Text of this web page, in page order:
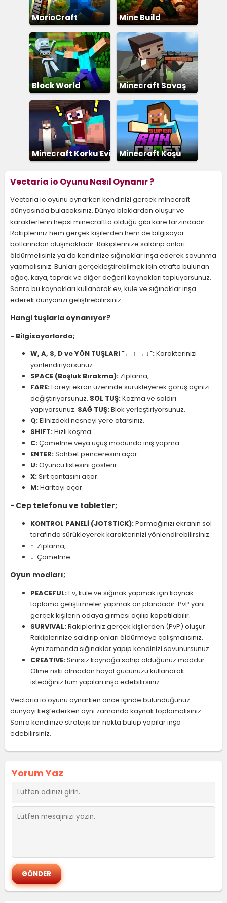
MarioCraft Mine Build
Block World Minecraft Savaş
Minecraft Korku Evi Minecraft Koşu
Vectaria io Oyunu Nasıl Oynanır ?
Vectaria io oyunu oynarken kendinizi gerçek minecraft
dünyasında bulacaksınız. Dünya bloklardan oluşur ve
karakterlerin hepsi minecraftta olduğu gibi kare tarzındadır.
Rakipleriniz hem gerçek kişilerden hem de bilgisayar
botlarından oluşmaktadır. Rakiplerinize saldırıp onları
öldürmelisiniz ya da kendinize sığınaklar inşa ederek savunma
yapmalısınız. Bunları gerçekleştirebilmek için etrafta bulunan
ağaç, kaya, toprak ve diğer değerli kaynakları topluyorsunuz.
Sonra bu kaynakları kullanarak ev, kule ve sığınaklar inşa
ederek dünyanızı geliştirebilirsiniz.
Hangi tuşlarla oynanıyor?
- Bilgisayarlarda;
W, A, S, D ve YÖN TUŞLARI "← ↑ → ↓":Karakterinizi
yönlendiriyorsunuz.
SPACE (Boşluk Bırakma): Zıplama,
FARE:Fareyi ekran üzerinde sürükleyerek görüş açınızı
değiştiriyorsunuz. SOL TUŞ:Kazma ve saldırı
yapıyorsunuz. SAĞ TUŞ:Blok yerleştiriyorsunuz.
Q:Elinizdeki nesneyi yere atarsınız.
SHIFT:Hızlı koşma.
C:Çömelme veya uçuş modunda iniş yapma.
ENTER:Sohbet penceresini açar.
U:Oyuncu listesini gösterir.
X:Sırt çantasını açar.
M:Haritayı açar.
- Cep telefonu ve tabletler;
KONTROL PANELİ (JOTSTICK):Parmağınızı ekranın sol
tarafında sürükleyerek karakterinizi yönlendirebilirsiniz.
↑: Zıplama,
↓: Çömelme
Oyun modları;
PEACEFUL:Ev, kule ve sığınak yapmak için kaynak
toplama geliştirmeler yapmak ön plandadır. PvP yani
gerçek kişilerin odaya girmesi açılıp kapatılabilir.
SURVIVAL:Rakipleriniz gerçek kişilerden (PvP) oluşur.
Rakiplerinize saldırıp onları öldürmeye çalışmalısınız.
Aynı zamanda sığınaklar yapıp kendinizi savunursunuz.
CREATIVE:Sınırsız kaynağa sahip olduğunuz moddur.
Ölme riski olmadan hayal gücünüzü kullanarak
istediğiniz tüm yapıları inşa edebilirsiniz.
Vectaria io oyunu oynarken önce içinde bulunduğunuz
dünyayı keşfederken aynı zamanda kaynak toplamalısınız.
Sonra kendinize stratejik bir nokta bulup yapılar inşa
edebilirsiniz.
Yorum Yaz